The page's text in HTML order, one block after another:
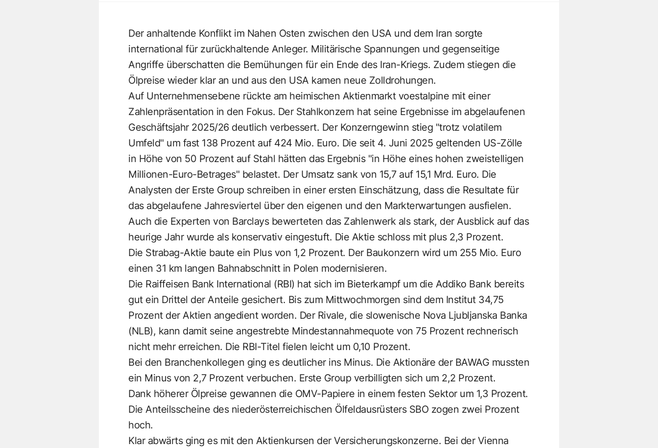
Der anhaltende Konflikt im Nahen Osten zwischen den USA und dem Iran sorgte
international für zurückhaltende Anleger. Militärische Spannungen und gegenseitige
Angriffe überschatten die Bemühungen für ein Ende des Iran-Kriegs. Zudem stiegen die
Ölpreise wieder klar an und aus den USA kamen neue Zolldrohungen.
Auf Unternehmensebene rückte am heimischen Aktienmarkt voestalpine mit einer
Zahlenpräsentation in den Fokus. Der Stahlkonzern hat seine Ergebnisse im abgelaufenen
Geschäftsjahr 2025/26 deutlich verbessert. Der Konzerngewinn stieg "trotz volatilem
Umfeld" um fast 138 Prozent auf 424 Mio. Euro. Die seit 4. Juni 2025 geltenden US-Zölle
in Höhe von 50 Prozent auf Stahl hätten das Ergebnis "in Höhe eines hohen zweistelligen
Millionen-Euro-Betrages" belastet. Der Umsatz sank von 15,7 auf 15,1 Mrd. Euro. Die
Analysten der Erste Group schreiben in einer ersten Einschätzung, dass die Resultate für
das abgelaufene Jahresviertel über den eigenen und den Markterwartungen ausfielen.
Auch die Experten von Barclays bewerteten das Zahlenwerk als stark, der Ausblick auf das
heurige Jahr wurde als konservativ eingestuft. Die Aktie schloss mit plus 2,3 Prozent.
Die Strabag-Aktie baute ein Plus von 1,2 Prozent. Der Baukonzern wird um 255 Mio. Euro
einen 31 km langen Bahnabschnitt in Polen modernisieren.
Die Raiffeisen Bank International (RBI) hat sich im Bieterkampf um die Addiko Bank bereits
gut ein Drittel der Anteile gesichert. Bis zum Mittwochmorgen sind dem Institut 34,75
Prozent der Aktien angedient worden. Der Rivale, die slowenische Nova Ljubljanska Banka
(NLB), kann damit seine angestrebte Mindestannahmequote von 75 Prozent rechnerisch
nicht mehr erreichen. Die RBI-Titel fielen leicht um 0,10 Prozent.
Bei den Branchenkollegen ging es deutlicher ins Minus. Die Aktionäre der BAWAG mussten
ein Minus von 2,7 Prozent verbuchen. Erste Group verbilligten sich um 2,2 Prozent.
Dank höherer Ölpreise gewannen die OMV-Papiere in einem festen Sektor um 1,3 Prozent.
Die Anteilsscheine des niederösterreichischen Ölfeldausrüsters SBO zogen zwei Prozent
hoch.
Klar abwärts ging es mit den Aktienkursen der Versicherungskonzerne. Bei der Vienna